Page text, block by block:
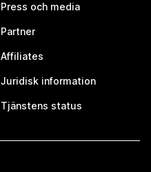
Press och media
Partner
Affiliates
Juridisk information
Tjänstens status